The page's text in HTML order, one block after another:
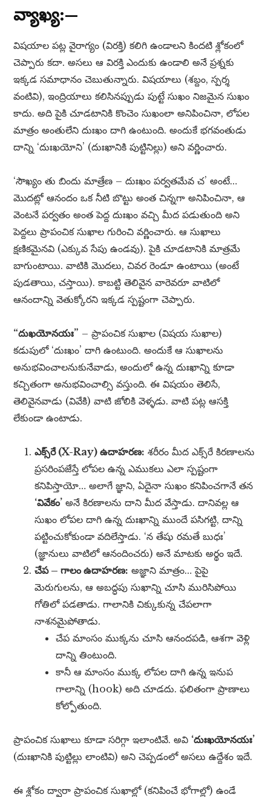
వ్యాఖ్య:—
విషయాల పట్ల వైరాగ్యం (విరక్తి) కలిగి ఉండాలని కిందటి శ్లోకంలో
చెప్పారు కదా. అసలు ఆ విరక్తి ఎందుకు ఉండాలి అనే ప్రశ్నకు
ఇక్కడ సమాధానం చెబుతున్నారు. విషయాలు (శబ్దం, స్పర్శ
వంటివి), ఇంద్రియాలు కలిసినప్పుడు పుట్టే సుఖం నిజమైన సుఖం
కాదు. అది పైకి చూడటానికి కొంచెం సుఖంలా అనిపించినా, లోపల
మాత్రం అంతులేని దుఃఖం దాగి ఉంటుంది. అందుకే భగవంతుడు
దాన్ని ‘దుఃఖయోని’ (దుఃఖానికి పుట్టినిల్లు) అని వర్ణించారు.
‘సౌఖ్యం తు బిందు మాత్రేణ – దుఃఖం పర్వతమేవ చ’ అంటే…
మొదట్లో ఆనందం ఒక నీటి బొట్టు అంత చిన్నగా అనిపించినా, ఆ
వెంటనే పర్వతం అంత పెద్ద దుఃఖం వచ్చి మీద పడుతుంది అని
పెద్దలు ప్రాపంచిక సుఖాల గురించి వర్ణించారు. ఆ సుఖాలు
క్షణికమైనవి (ఎక్కువ సేపు ఉండవు). పైకి చూడటానికి మాత్రమే
బాగుంటాయి. వాటికి మొదలు, చివర రెండూ ఉంటాయి (అంటే
పుడతాయి, చస్తాయి). కాబట్టి తెలివైన వారెవరూ వాటిలో
ఆనందాన్ని వెతుక్కోరని ఇక్కడ స్పష్టంగా చెప్పారు.
“దుఖయోనయః” – ప్రాపంచిక సుఖాల (విషయ సుఖాల)
కడుపులో ‘దుఃఖం’ దాగి ఉంటుంది. అందుకే ఆ సుఖాలను
అనుభవించాలనుకునేవాడు, అందులో ఉన్న దుఃఖాన్ని కూడా
కచ్చితంగా అనుభవించాల్సి వస్తుంది. ఈ విషయం తెలిసే,
తెలివైనవాడు (వివేకి) వాటి జోలికి వెళ్ళడు. వాటి పట్ల ఆసక్తి
లేకుండా ఉంటాడు.
ఎక్స్‌రే (X-Ray) ఉదాహరణ: శరీరం మీద ఎక్స్‌రే కిరణాలను
ప్రసరింపజేస్తే లోపల ఉన్న ఎముకలు ఎలా స్పష్టంగా
కనిపిస్తాయో… అలాగే జ్ఞాని, ఏదైనా సుఖం కనిపించగానే తన
‘వివేకం’ అనే కిరణాలను దాని మీద వేస్తాడు. దానివల్ల ఆ
సుఖం లోపల దాగి ఉన్న దుఃఖాన్ని ముందే పసిగట్టి, దాన్ని
పట్టించుకోకుండా వదిలేస్తాడు. ‘న తేషు రమతే బుధః’
(జ్ఞానులు వాటిలో ఆనందించరు) అనే మాటకు అర్థం ఇదే.
చేప – గాలం ఉదాహరణ: అజ్ఞాని మాత్రం… పైపై
మెరుగులను, ఆ అబద్ధపు సుఖాన్ని చూసి మురిసిపోయి
గోతిలో పడతాడు. గాలానికి చిక్కుకున్న చేపలాగా
నాశనమైపోతాడు.
చేప మాంసం ముక్కను చూసి ఆనందపడి, ఆశగా వెళ్లి
దాన్ని తింటుంది.
కానీ ఆ మాంసం ముక్క లోపల దాగి ఉన్న ఇనుప
గాలాన్ని (hook) అది చూడదు. ఫలితంగా ప్రాణాలు
కోల్పోతుంది.
ప్రాపంచిక సుఖాలు కూడా సరిగ్గా ఇలాంటివే. అవి ‘దుఃఖయోనయః’
(దుఃఖానికి పుట్టిల్లు లాంటివి) అని చెప్పడంలో అసలు ఉద్దేశం ఇదే.
ఈ శ్లోకం ద్వారా ప్రాపంచిక సుఖాల్లో (కనిపించే భోగాల్లో) ఉండే